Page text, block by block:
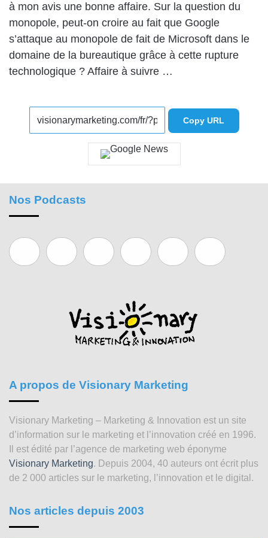
à mon avis une bonne affaire. Sur la question du
monopole, peut-on croire au fait que Google
s’attaque au monopole de fait de Microsoft dans le
domaine de la bureautique grâce à cette rupture
technologique ? Affaire à suivre …
Copy URL
Nos Podcasts
A propos de Visionary Marketing
Visionary Marketing – Marketing & Innovation est un site
d’information sur le marketing et l’innovation créé en 1996.
Il est édité par l’agence de marketing web éponyme
Visionary Marketing. Depuis 2004, 40 auteurs ont écrit plus
de 2 000 articles sur le marketing, l’innovation et le digital.
Nos articles depuis 2003